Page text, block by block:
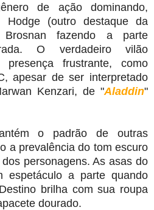
de ação dominando,
Hodge (outro destaque da
fazendo a parte
O verdadeiro vilão
frustrante, como
apesar de ser interpretado
Kenzari, de "Aladdin"
o padrão de outras
a prevalência do tom escuro
personagens. As asas do
espetáculo a parte quando
brilha com sua roupa
dourado.